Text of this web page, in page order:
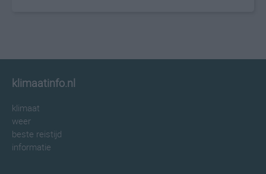
klimaatinfo.nl
klimaat
weer
beste reistijd
informatie